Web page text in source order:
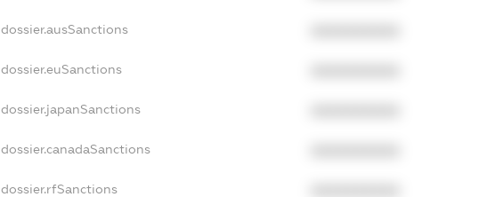
dossier.ausSanctions
dossier.euSanctions
dossier.japanSanctions
dossier.canadaSanctions
dossier.rfSanctions